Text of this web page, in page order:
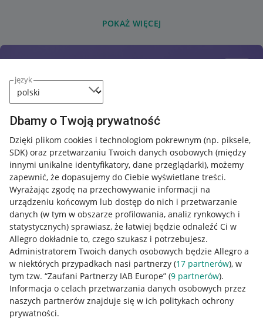
język
Dbamy o Twoją prywatność
Dzięki plikom cookies i technologiom pokrewnym (np. piksele,
SDK) oraz przetwarzaniu Twoich danych osobowych (między
innymi unikalne identyfikatory, dane przeglądarki), możemy
zapewnić, że dopasujemy do Ciebie wyświetlane treści.
Wyrażając zgodę na przechowywanie informacji na
urządzeniu końcowym lub dostęp do nich i przetwarzanie
danych (w tym w obszarze profilowania, analiz rynkowych i
statystycznych) sprawiasz, że łatwiej będzie odnaleźć Ci w
Allegro dokładnie to, czego szukasz i potrzebujesz.
Administratorem Twoich danych osobowych będzie Allegro a
w niektórych przypadkach nasi partnerzy (17 partnerów), w
tym tzw. “Zaufani Partnerzy IAB Europe” (9 partnerów).
Informacja o celach przetwarzania danych osobowych przez
naszych partnerów znajduje się w ich politykach ochrony
prywatności.
POKAŻ WIĘCEJ
Przydatne informacje
Jak to działa